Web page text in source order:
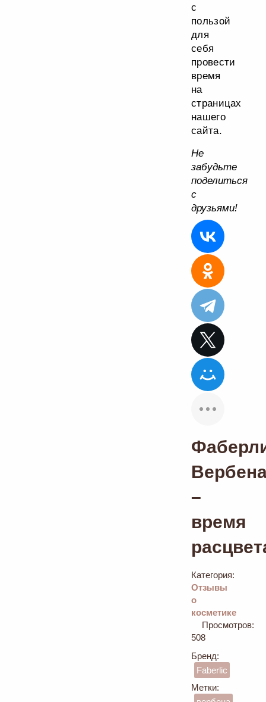
с
пользой
для
себя
провести
время
на
страницах
нашего
сайта.
Не
забудьте
поделиться
с
друзьями!
–
время
Категория:
Отзывы
о
косметике
Просмотров:
508
Бренд:
Faberlic
Метки: